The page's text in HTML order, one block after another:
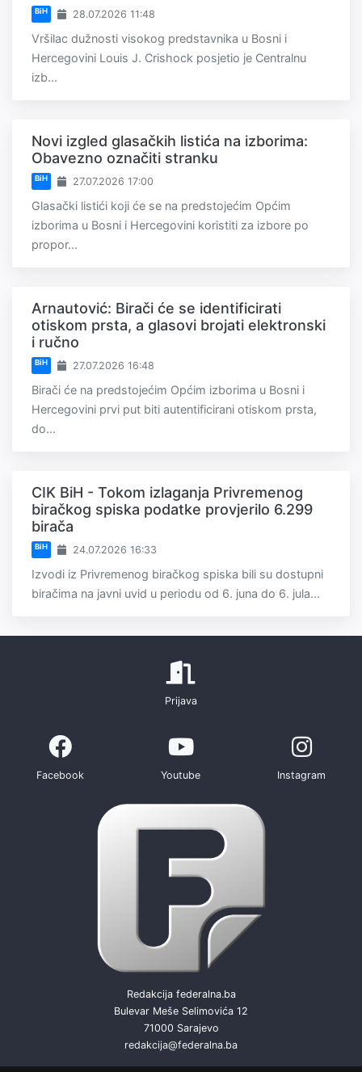
BiH 28.07.2026 11:48
Vršilac dužnosti visokog predstavnika u Bosni i
Hercegovini Louis J. Crishock posjetio je Centralnu
izb...
Novi izgled glasačkih listića na izborima:
Obavezno označiti stranku
BiH 27.07.2026 17:00
Glasački listići koji će se na predstojećim Općim
izborima u Bosni i Hercegovini koristiti za izbore po
propor...
Arnautović: Birači će se identificirati
otiskom prsta, a glasovi brojati elektronski
i ručno
BiH 27.07.2026 16:48
Birači će na predstojećim Općim izborima u Bosni i
Hercegovini prvi put biti autentificirani otiskom prsta,
do...
CIK BiH - Tokom izlaganja Privremenog
biračkog spiska podatke provjerilo 6.299
birača
BiH 24.07.2026 16:33
Izvodi iz Privremenog biračkog spiska bili su dostupni
biračima na javni uvid u periodu od 6. juna do 6. jula...
Prijava
Facebook Youtube Instagram
Redakcija federalna.ba
Bulevar Meše Selimovića 12
71000 Sarajevo
redakcija@federalna.ba